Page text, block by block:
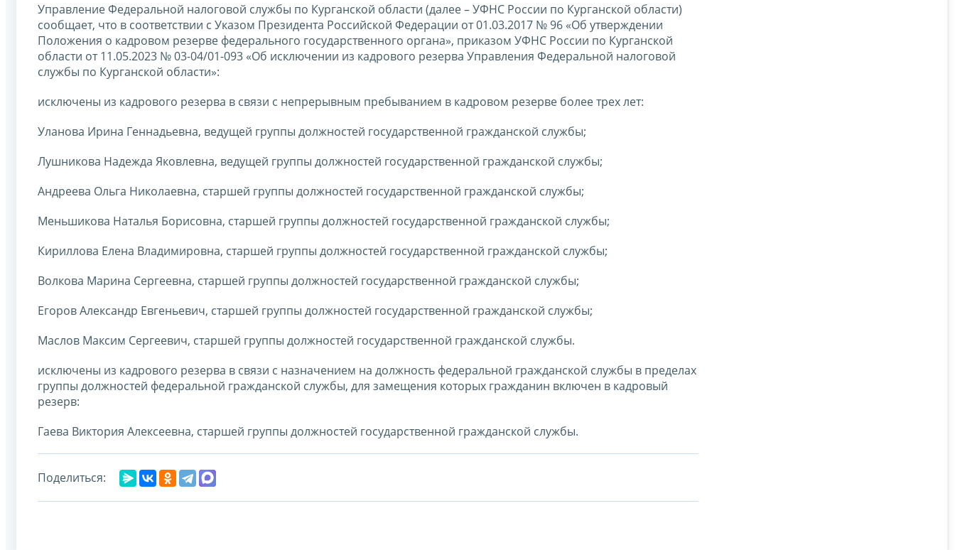
Управление Федеральной налоговой службы по Курганской области (далее – УФНС России по Курганской области)
сообщает, что в соответствии с Указом Президента Российской Федерации от 01.03.2017 № 96 «Об утверждении
Положения о кадровом резерве федерального государственного органа», приказом УФНС России по Курганской
области от 11.05.2023 № 03-04/01-093 «Об исключении из кадрового резерва Управления Федеральной налоговой
службы по Курганской области»:
исключены из кадрового резерва в связи с непрерывным пребыванием в кадровом резерве более трех лет:
Уланова Ирина Геннадьевна, ведущей группы должностей государственной гражданской службы;
Лушникова Надежда Яковлевна, ведущей группы должностей государственной гражданской службы;
Андреева Ольга Николаевна, старшей группы должностей государственной гражданской службы;
Меньшикова Наталья Борисовна, старшей группы должностей государственной гражданской службы;
Кириллова Елена Владимировна, старшей группы должностей государственной гражданской службы;
Волкова Марина Сергеевна, старшей группы должностей государственной гражданской службы;
Егоров Александр Евгеньевич, старшей группы должностей государственной гражданской службы;
Маслов Максим Сергеевич, старшей группы должностей государственной гражданской службы.
исключены из кадрового резерва в связи с назначением на должность федеральной гражданской службы в пределах
группы должностей федеральной гражданской службы, для замещения которых гражданин включен в кадровый
резерв:
Гаева Виктория Алексеевна, старшей группы должностей государственной гражданской службы.
Поделиться: